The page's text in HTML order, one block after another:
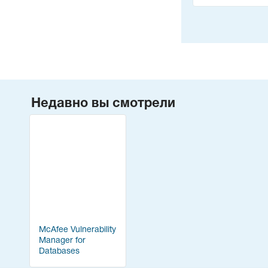
Недавно вы смотрели
McAfee Vulnerability
Manager for
Databases